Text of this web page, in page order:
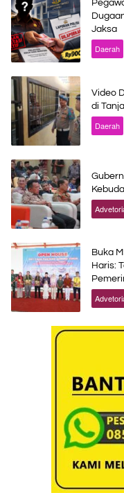
Jaksa
Daerah
Video
di
Daerah
Buka
Haris: